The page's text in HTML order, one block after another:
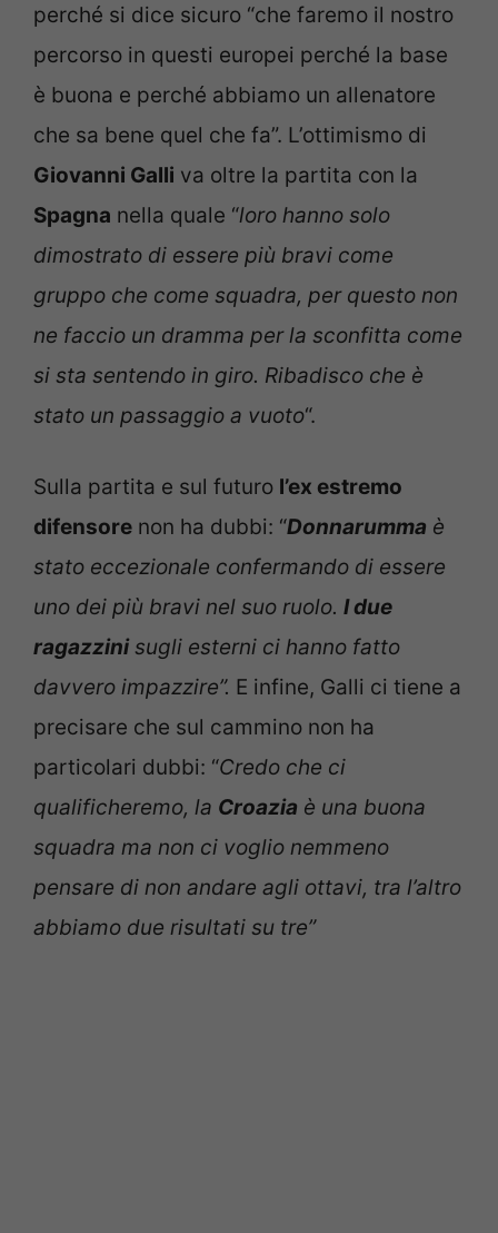
perché si dice sicuro “che faremo il nostro
percorso in questi europei perché la base
è buona e perché abbiamo un allenatore
che sa bene quel che fa”. L’ottimismo di
Giovanni Galli va oltre la partita con la
Spagna nella quale “loro hanno solo
dimostrato di essere più bravi come
gruppo che come squadra, per questo non
ne faccio un dramma per la sconfitta come
si sta sentendo in giro. Ribadisco che è
stato un passaggio a vuoto“.
Sulla partita e sul futuro l’ex estremo
difensore non ha dubbi: “Donnarumma è
stato eccezionale confermando di essere
uno dei più bravi nel suo ruolo. I due
ragazzinisugli esterni ci hanno fatto
davvero impazzire”. E infine, Galli ci tiene a
precisare che sul cammino non ha
particolari dubbi: “Credo che ci
qualificheremo, la Croazia è una buona
squadra ma non ci voglio nemmeno
pensare di non andare agli ottavi, tra l’altro
abbiamo due risultati su tre”